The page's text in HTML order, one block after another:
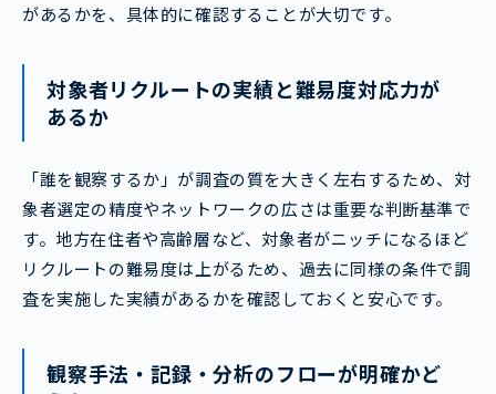
があるかを、具体的に確認することが大切です。
対象者リクルートの実績と難易度対応力が
あるか
「誰を観察するか」が調査の質を大きく左右するため、対
象者選定の精度やネットワークの広さは重要な判断基準で
す。地方在住者や高齢層など、対象者がニッチになるほど
リクルートの難易度は上がるため、過去に同様の条件で調
査を実施した実績があるかを確認しておくと安心です。
観察手法・記録・分析のフローが明確かど